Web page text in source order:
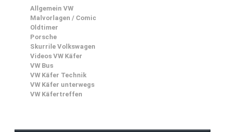
Allgemein VW
Malvorlagen / Comic
Oldtimer
Porsche
Skurrile Volkswagen
Videos VW Käfer
VW Bus
VW Käfer Technik
VW Käfer unterwegs
VW Käfertreffen